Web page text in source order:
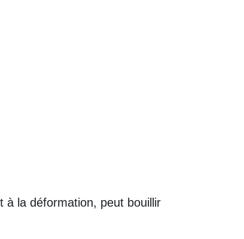
à la déformation, peut bouillir